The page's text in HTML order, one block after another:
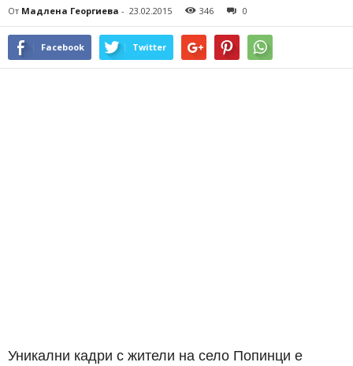
От Мадлена Георгиева - 23.02.2015 346 0
Facebook Twitter
Уникални кадри с жители на село Попинци е